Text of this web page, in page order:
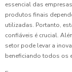
essencial das
produtos finais
utilizadas. Portanto,
confiáveis é crucial.
setor pode levar a
beneficiando todos os